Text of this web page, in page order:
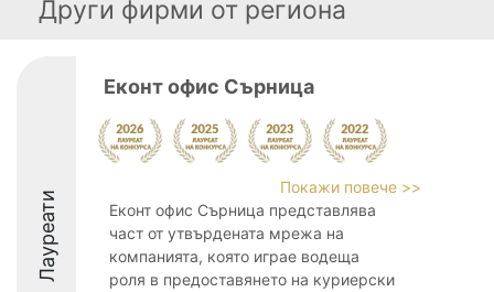
Други фирми от региона
Лауреати
Еконт офис Сърница
Покажи повече >>
Еконт офис Сърница представлява
част от утвърдената мрежа на
компанията, която играе водеща
роля в предоставянето на куриерски